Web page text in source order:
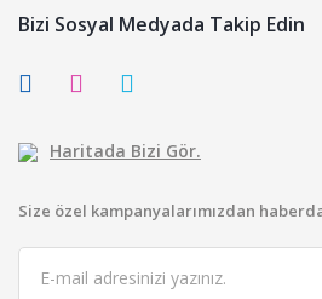
Bizi Sosyal Medyada Takip Edin
Haritada Bizi Gör.
Size özel kampanyalarımızdan